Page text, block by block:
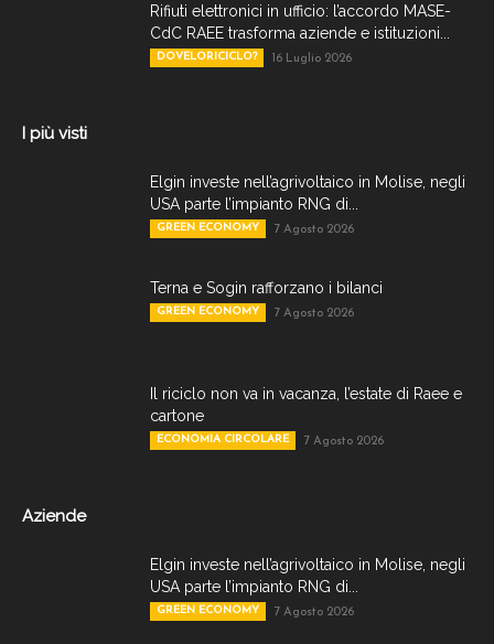
Rifiuti elettronici in ufficio: l’accordo MASE-
CdC RAEE trasforma aziende e istituzioni...
DOVELORICICLO? 16 Luglio 2026
I più visti
Elgin investe nell’agrivoltaico in Molise, negli
USA parte l’impianto RNG di...
GREEN ECONOMY 7 Agosto 2026
Terna e Sogin rafforzano i bilanci
GREEN ECONOMY 7 Agosto 2026
Il riciclo non va in vacanza, l’estate di Raee e
cartone
ECONOMIA CIRCOLARE 7 Agosto 2026
Aziende
Elgin investe nell’agrivoltaico in Molise, negli
USA parte l’impianto RNG di...
GREEN ECONOMY 7 Agosto 2026